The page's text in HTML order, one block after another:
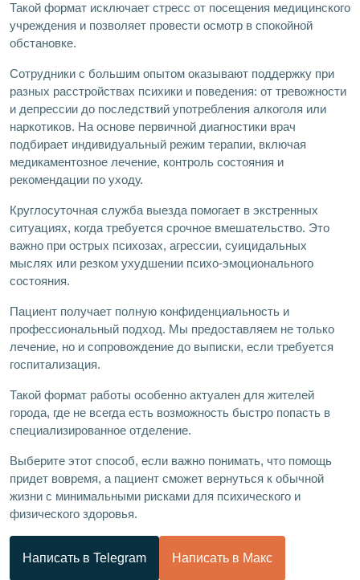
Такой формат исключает стресс от посещения медицинского
учреждения и позволяет провести осмотр в спокойной
обстановке.
Сотрудники с большим опытом оказывают поддержку при
разных расстройствах психики и поведения: от тревожности
и депрессии до последствий употребления алкоголя или
наркотиков. На основе первичной диагностики врач
подбирает индивидуальный режим терапии, включая
медикаментозное лечение, контроль состояния и
рекомендации по уходу.
Круглосуточная служба выезда помогает в экстренных
ситуациях, когда требуется срочное вмешательство. Это
важно при острых психозах, агрессии, суицидальных
мыслях или резком ухудшении психо-эмоционального
состояния.
Пациент получает полную конфиденциальность и
профессиональный подход. Мы предоставляем не только
лечение, но и сопровождение до выписки, если требуется
госпитализация.
Такой формат работы особенно актуален для жителей
города, где не всегда есть возможность быстро попасть в
специализированное отделение.
Выберите этот способ, если важно понимать, что помощь
придет вовремя, а пациент сможет вернуться к обычной
жизни с минимальными рисками для психического и
физического здоровья.
Написать в Telegram Написать в Макс